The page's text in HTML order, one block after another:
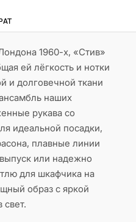
1960-х, «Стив»
ей лёгкость и нотки
и долговечной ткани
наших
рукава со
идеальной посадки,
плавные линии
или надежно
для шкафчика на
образ с яркой